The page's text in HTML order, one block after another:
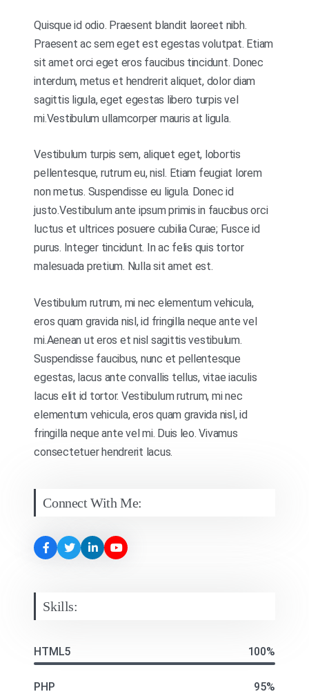
Quisque id odio. Praesent blandit laoreet nibh.
Praesent ac sem eget est egestas volutpat. Etiam
sit amet orci eget eros faucibus tincidunt. Donec
interdum, metus et hendrerit aliquet, dolor diam
sagittis ligula, eget egestas libero turpis vel
mi.Vestibulum ullamcorper mauris at ligula.
Vestibulum turpis sem, aliquet eget, lobortis
pellentesque, rutrum eu, nisl. Etiam feugiat lorem
non metus. Suspendisse eu ligula. Donec id
justo.Vestibulum ante ipsum primis in faucibus orci
luctus et ultrices posuere cubilia Curae; Fusce id
purus. Integer tincidunt. In ac felis quis tortor
malesuada pretium. Nulla sit amet est.
Vestibulum rutrum, mi nec elementum vehicula,
eros quam gravida nisl, id fringilla neque ante vel
mi.Aenean ut eros et nisl sagittis vestibulum.
Suspendisse faucibus, nunc et pellentesque
egestas, lacus ante convallis tellus, vitae iaculis
lacus elit id tortor. Vestibulum rutrum, mi nec
elementum vehicula, eros quam gravida nisl, id
fringilla neque ante vel mi. Duis leo. Vivamus
consectetuer hendrerit lacus.
Connect With Me:
Skills:
HTML5 100%
PHP 95%